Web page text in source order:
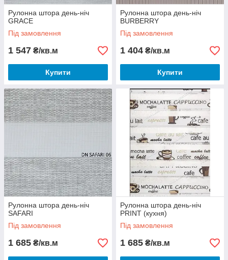
Рулонна штора день-ніч
GRACE
Під замовлення
1 547 ₴/кв.м
Купити
Рулонна штора день-ніч
BURBERRY
Під замовлення
1 404 ₴/кв.м
Купити
Рулонна штора день-ніч
SAFARI
Під замовлення
1 685 ₴/кв.м
Рулонна штора день-ніч
PRINT (кухня)
Під замовлення
1 685 ₴/кв.м